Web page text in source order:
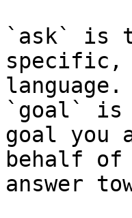
`ask` is
specific,
language.
`goal` is
goal you
behalf
answer